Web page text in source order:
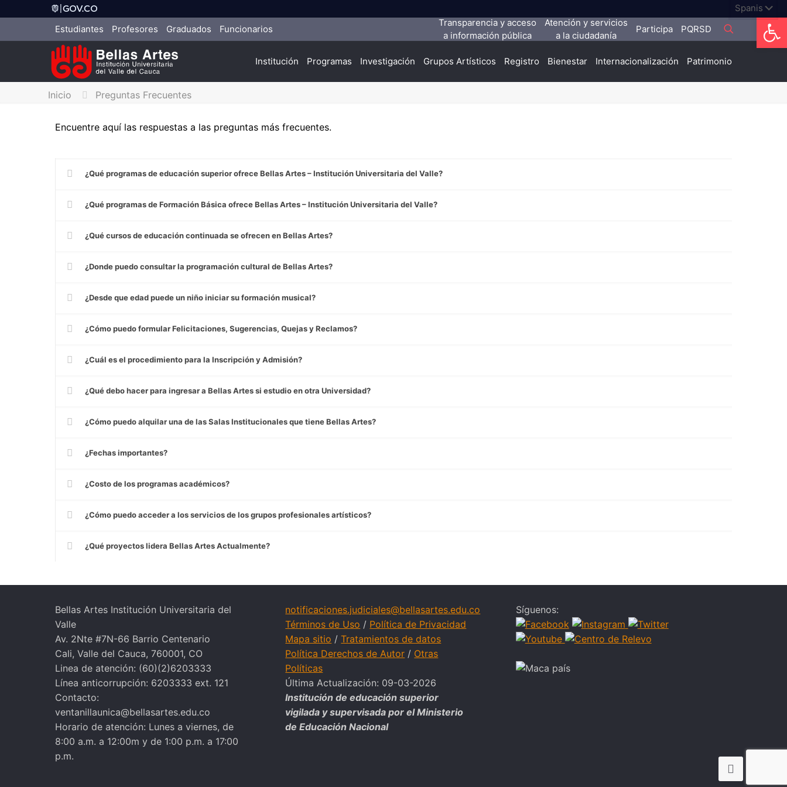
Abrir
Estudiantes Profesores Graduados Funcionarios
Transparencia y acceso
a información pública
Atención y servicios
a la ciudadanía
Participa PQRSD
Institución Programas Investigación Grupos Artísticos Registro Bienestar Internacionalización Patrimonio
Inicio Preguntas Frecuentes
Encuentre aquí las respuestas a las preguntas más frecuentes.
¿Qué programas de educación superior ofrece Bellas Artes – Institución Universitaria del Valle?
¿Qué programas de Formación Básica ofrece Bellas Artes – Institución Universitaria del Valle?
¿Qué cursos de educación continuada se ofrecen en Bellas Artes?
¿Donde puedo consultar la programación cultural de Bellas Artes?
¿Desde que edad puede un niño iniciar su formación musical?
¿Cómo puedo formular Felicitaciones, Sugerencias, Quejas y Reclamos?
¿Cuál es el procedimiento para la Inscripción y Admisión?
¿Qué debo hacer para ingresar a Bellas Artes si estudio en otra Universidad?
¿Cómo puedo alquilar una de las Salas Institucionales que tiene Bellas Artes?
¿Fechas importantes?
¿Costo de los programas académicos?
¿Cómo puedo acceder a los servicios de los grupos profesionales artísticos?
¿Qué proyectos lidera Bellas Artes Actualmente?
Bellas Artes Institución Universitaria del
Valle
Av. 2Nte #7N-66 Barrio Centenario
Cali, Valle del Cauca, 760001, CO
Linea de atención: (60)(2)6203333
Línea anticorrupción: 6203333 ext. 121
Contacto:
ventanillaunica@bellasartes.edu.co
Horario de atención: Lunes a viernes, de
8:00 a.m. a 12:00m y de 1:00 p.m. a 17:00
p.m.
notificaciones.judiciales@bellasartes.edu.co
Términos de Uso / Política de Privacidad
Mapa sitio /Tratamientos de datos
Política Derechos de Autor / Otras
Políticas
Última Actualización: 09-03-2026
Institución de educación superior
vigilada y supervisada por el Ministerio
de Educación Nacional
Síguenos: